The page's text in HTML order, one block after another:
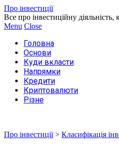
Про інвестиції
Все про інвестиційну діяльність,
Menu Close
Головна
Основи
Куди вкласти
Напрямки
Кредити
Криптовалюти
Різне
Про інвестиції> Класифікація